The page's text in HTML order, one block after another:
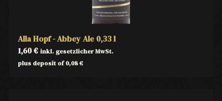
Alla Hopf - Abbey Ale 0,33 l
1,60€ inkl. gesetzlicher MwSt.
plus deposit of0,08€